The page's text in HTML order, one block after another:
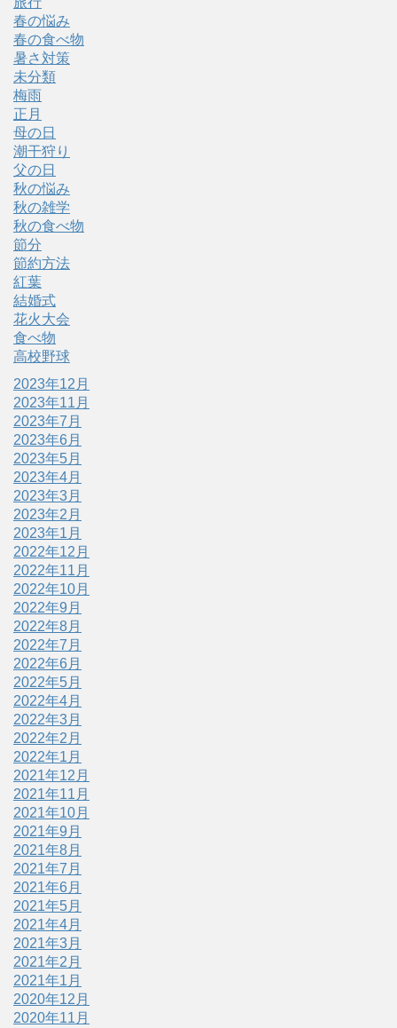
春の悩み
春の食べ物
暑さ対策
未分類
梅雨
正月
母の日
潮干狩り
父の日
秋の悩み
秋の雑学
秋の食べ物
節分
節約方法
紅葉
結婚式
花火大会
食べ物
高校野球
2023年12月
2023年11月
2023年7月
2023年6月
2023年5月
2023年4月
2023年3月
2023年2月
2023年1月
2022年12月
2022年11月
2022年10月
2022年9月
2022年8月
2022年7月
2022年6月
2022年5月
2022年4月
2022年3月
2022年2月
2022年1月
2021年12月
2021年11月
2021年10月
2021年9月
2021年8月
2021年7月
2021年6月
2021年5月
2021年4月
2021年3月
2021年2月
2021年1月
2020年12月
2020年11月